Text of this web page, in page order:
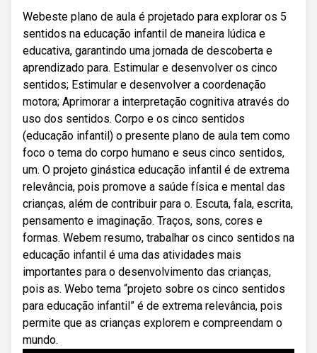
Webeste plano de aula é projetado para explorar os 5
sentidos na educação infantil de maneira lúdica e
educativa, garantindo uma jornada de descoberta e
aprendizado para. Estimular e desenvolver os cinco
sentidos; Estimular e desenvolver a coordenação
motora; Aprimorar a interpretação cognitiva através do
uso dos sentidos. Corpo e os cinco sentidos
(educação infantil) o presente plano de aula tem como
foco o tema do corpo humano e seus cinco sentidos,
um. O projeto ginástica educação infantil é de extrema
relevância, pois promove a saúde física e mental das
crianças, além de contribuir para o. Escuta, fala, escrita,
pensamento e imaginação. Traços, sons, cores e
formas. Webem resumo, trabalhar os cinco sentidos na
educação infantil é uma das atividades mais
importantes para o desenvolvimento das crianças,
pois as. Webo tema “projeto sobre os cinco sentidos
para educação infantil” é de extrema relevância, pois
permite que as crianças explorem e compreendam o
mundo.